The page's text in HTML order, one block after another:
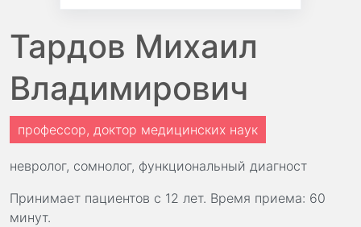
Тардов Михаил
Владимирович
профессор, доктор медицинских наук
невролог, сомнолог, функциональный диагност
Принимает пациентов с 12 лет. Время приема: 60
минут.